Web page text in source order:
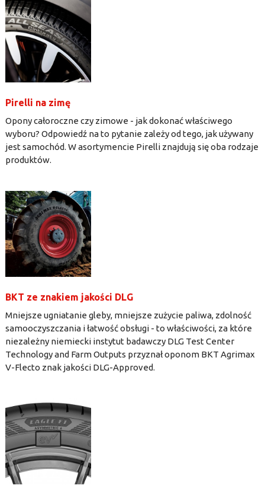
Pirelli na zimę
Opony całoroczne czy zimowe - jak dokonać właściwego
wyboru? Odpowiedź na to pytanie zależy od tego, jak używany
jest samochód. W asortymencie Pirelli znajdują się oba rodzaje
produktów.
BKT ze znakiem jakości DLG
Mniejsze ugniatanie gleby, mniejsze zużycie paliwa, zdolność
samooczyszczania i łatwość obsługi - to właściwości, za które
niezależny niemiecki instytut badawczy DLG Test Center
Technology and Farm Outputs przyznał oponom BKT Agrimax
V-Flecto znak jakości DLG-Approved.